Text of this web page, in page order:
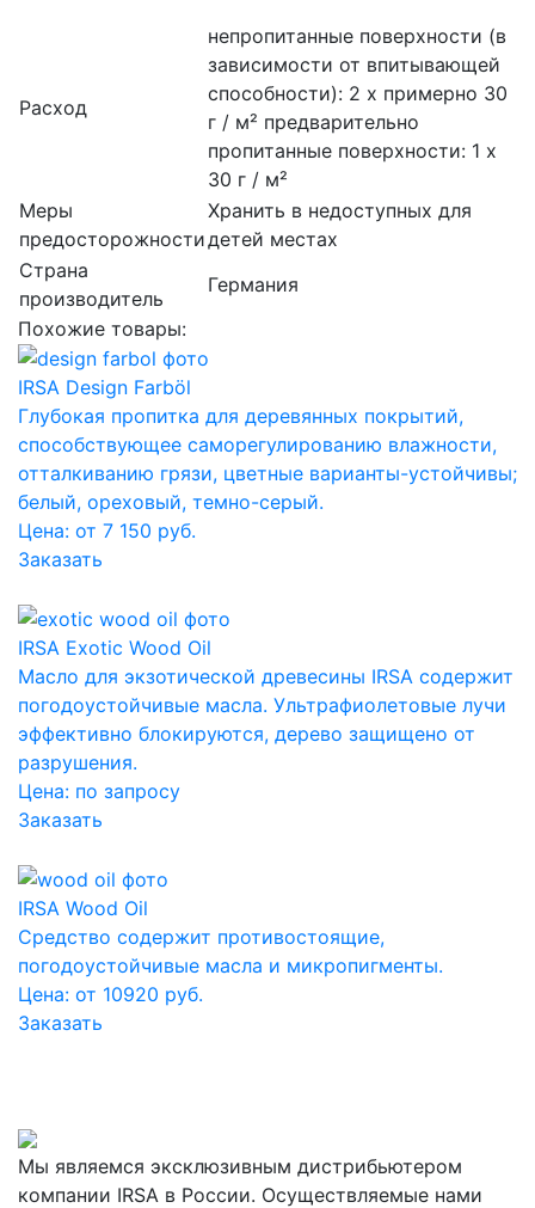
Расход
непропитанные поверхности (в
зависимости от впитывающей
способности): 2 x примерно 30
г / м² предварительно
пропитанные поверхности: 1 x
30 г / м²
Меры
предосторожности
Хранить в недоступных для
детей местах
Страна
производитель
Германия
Похожие товары:
IRSA Design Farböl
Глубокая пропитка для деревянных покрытий,
способствующее саморегулированию влажности,
отталкиванию грязи, цветные варианты-устойчивы;
белый, ореховый, темно-серый.
Цена: от 7 150 руб.
Заказать
IRSA Exotic Wood Oil
Масло для экзотической древесины IRSA содержит
погодоустойчивые масла. Ультрафиолетовые лучи
эффективно блокируются, дерево защищено от
разрушения.
Цена: по запросу
Заказать
IRSA Wood Oil
Средство содержит противостоящие,
погодоустойчивые масла и микропигменты.
Цена: от 10920 руб.
Заказать
Мы являемся эксклюзивным дистрибьютером
компании IRSA в России. Осуществляемые нами